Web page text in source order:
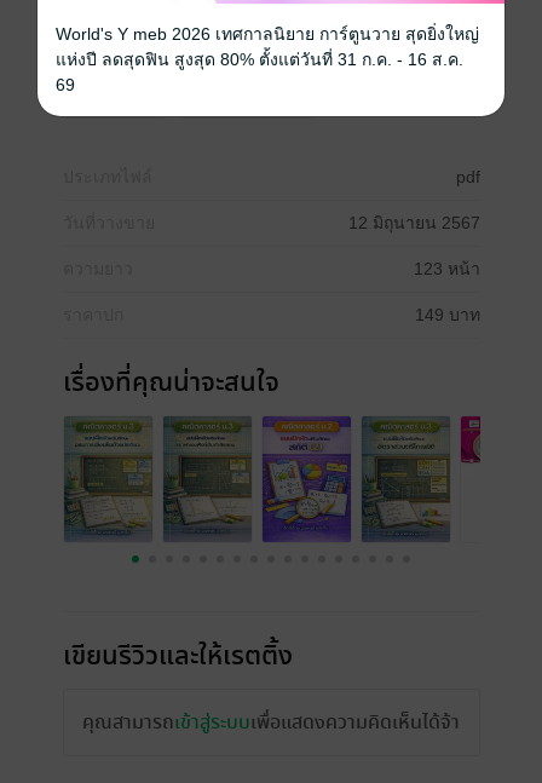
คณะผู้จัดทำ
pdf
12 มิถุนายน 2567
123 หน้า
149 บาท
เรื่องที่คุณน่าจะสนใจ
เขียนรีวิวและให้เรตติ้ง
คุณสามารถเข้าสู่ระบบเพื่อแสดงความคิดเห็นได้จ้า
World's Y meb 2026 เทศกาลนิยาย การ์ตูนวาย สุดยิ่งใหญ่
แห่งปี ลดสุดฟิน สูงสุด 80% ตั้งแต่วันที่ 31 ก.ค. - 16 ส.ค.
69